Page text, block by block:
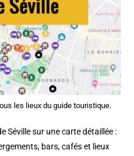
les lieux du guide touristique.
Séville sur une carte détaillée :
bars, cafés et lieux